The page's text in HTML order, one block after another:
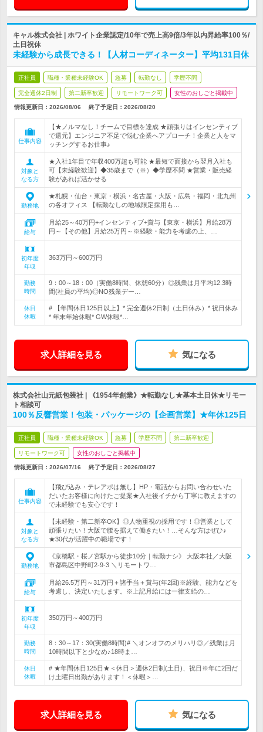
キャル株式会社 | ホワイト企業認定/10年で売上高9倍/3年以内昇給率100％/
土日祝休
未経験から成長できる！【人材コーディネーター】平均131日休
正社員 職種・業種未経験OK 急募 転勤なし 学歴不問
完全週休2日制 第二新卒歓迎 リモートワーク可 女性のおしごと掲載中
情報更新日：2026/08/06 終了予定日： 2026/08/20
仕事内容
【★ノルマなし！チームで目標を達成 ★頑張りはインセンティブ
で還元】エンジニア不足で悩む企業へアプローチ！企業と人をマ
ッチングするお仕事♪
対象と
なる方
★入社1年目で年収400万超も可能 ★最短で面接から翌月入社も
可【未経験歓迎】◆35歳まで（※）◆学歴不問 ★営業・販売経
験があれば活かせる
勤務地
★札幌・仙台・東京・横浜・名古屋・大阪・広島・福岡・北九州
の各オフィス 【転勤なしの地域限定採用も…
給与
月給25～40万円+インセンティブ+賞与【東京・横浜】月給28万
円～【その他】月給25万円～※経験・能力を考慮の上、…
初年度
年収
363万円～600万円
勤務
時間
9：00～18：00（実働8時間、休憩60分）◎残業は月平均12.3時
間(社員の平均)◎NO残業デー…
休日
休暇
# 【年間休日125日以上】* 完全週休2日制（土日休み）* 祝日休み
* 年末年始休暇* GW休暇*…
求人詳細を見る 気になる
株式会社山元紙包装社 | 《1954年創業》★転勤なし★基本土日休★リモー
ト相談可
100％反響営業！包装・パッケージの【企画営業】★年休125日
正社員 職種・業種未経験OK 急募 学歴不問 第二新卒歓迎
リモートワーク可 女性のおしごと掲載中
情報更新日：2026/07/16 終了予定日： 2026/08/27
仕事内容
【飛び込み・テレアポは無し】HP・電話からお問い合わせいた
だいたお客様に向けたご提案★入社後イチから丁寧に教えますの
で未経験でも安心です！
対象と
なる方
【未経験・第二新卒OK】◎人物重視の採用です！◎営業として
頑張りたい！大阪で腰を据えて働きたい！…そんな方はぜひ♪
★30代が活躍中の職場です！
勤務地
《京橋駅・桜ノ宮駅から徒歩10分｜転勤ナシ》 大阪本社／大阪
市都島区中野町2-9-3 ＼リモートワ…
給与
月給26.5万円～31万円＋諸手当＋賞与(年2回)※経験、能力などを
考慮し、決定いたします。※上記月給には一律支給の…
初年度
年収
350万円～400万円
勤務
時間
8：30～17：30(実働8時間)# ＼オンオフのメリハリ◎／残業は月
10時間以下と少なめ♪18時ま…
休日
休暇
# ★年間休日125日★＜休日＞週休2日制(土日)、祝日※年に2回だ
け土曜日出勤があります！＜休暇＞…
求人詳細を見る 気になる